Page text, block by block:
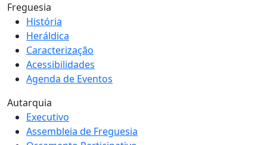
Freguesia
História
Heráldica
Caracterização
Acessibilidades
Agenda de Eventos
Autarquia
Executivo
Assembleia de Freguesia